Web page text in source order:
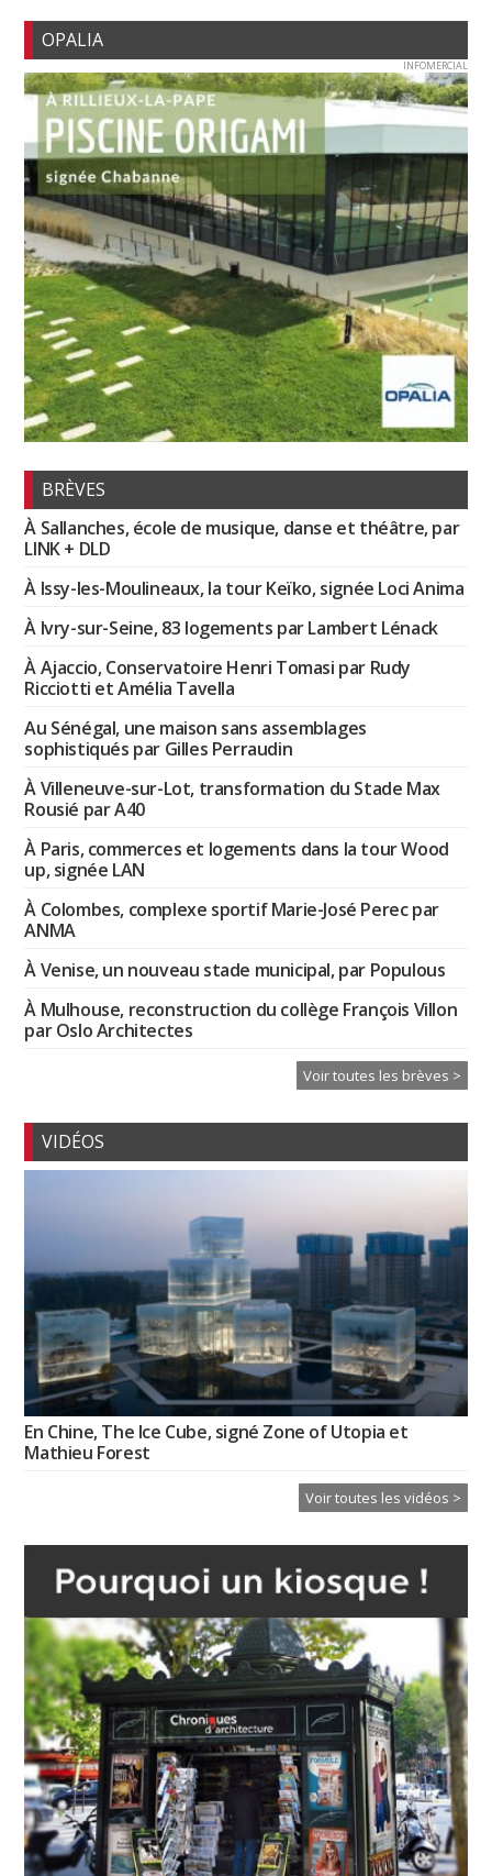
OPALIA
INFOMERCIAL
BRÈVES
À Sallanches, école de musique, danse et théâtre, par
LINK + DLD
À Issy-les-Moulineaux, la tour Keïko, signée Loci Anima
À Ivry-sur-Seine, 83 logements par Lambert Lénack
À Ajaccio, Conservatoire Henri Tomasi par Rudy
Ricciotti et Amélia Tavella
Au Sénégal, une maison sans assemblages
sophistiqués par Gilles Perraudin
À Villeneuve-sur-Lot, transformation du Stade Max
Rousié par A40
À Paris, commerces et logements dans la tour Wood
up, signée LAN
À Colombes, complexe sportif Marie-José Perec par
ANMA
À Venise, un nouveau stade municipal, par Populous
À Mulhouse, reconstruction du collège François Villon
par Oslo Architectes
Voir toutes les brèves >
VIDÉOS
En Chine, The Ice Cube, signé Zone of Utopia et
Mathieu Forest
Voir toutes les vidéos >